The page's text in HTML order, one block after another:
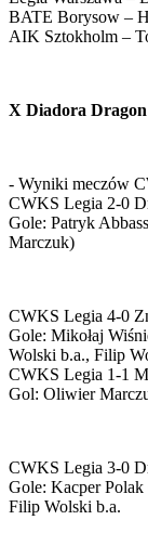
BATE Borysow –
AIK Sztokholm –
X Diadora
- Wyniki meczów
CWKS Legia 2-0
Gole: Patryk
Marczuk)
CWKS Legia 4-0
Gole: Mikołaj
Wolski b.a., Filip
CWKS Legia 1-1
Gol: Oliwier
CWKS Legia 3-0
Gole: Kacper
Filip Wolski b.a.